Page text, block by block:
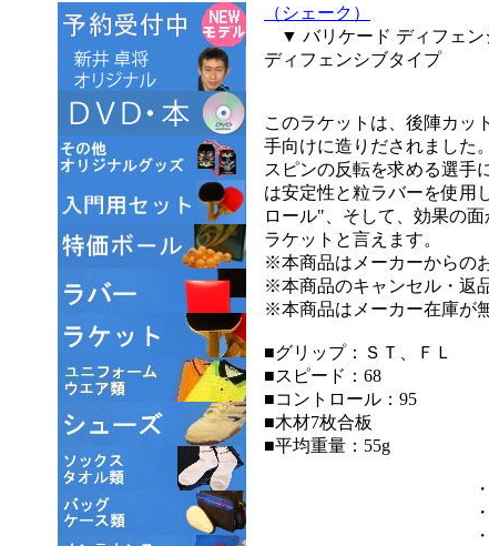
（シェーク）
▼ バリケード ディフェン
ディフェンシブタイプ
このラケットは、後陣カッ
手向けに造りだされました
スピンの反転を求める選手
は安定性と粒ラバーを使用
ロール"、そして、効果の
ラケットと言えます。
※本商品はメーカーからの
※本商品のキャンセル・返
※本商品はメーカー在庫が
■グリップ：ＳＴ、ＦＬ
■スピード：68
■コントロール：95
■木材7枚合板
■平均重量：55g